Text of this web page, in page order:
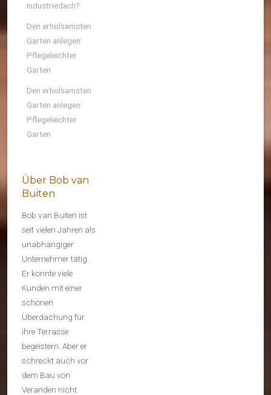
Industriedach?
Den erholsamsten
Garten anlegen:
Pflegeleichter
Garten
Den erholsamsten
Garten anlegen:
Pflegeleichter
Garten
Über Bob van
Buiten
Bob van Buiten ist
seit vielen Jahren als
unabhängiger
Unternehmer tätig.
Er konnte viele
Kunden mit einer
schönen
Überdachung für
ihre Terrasse
begeistern. Aber er
schreckt auch vor
dem Bau von
Veranden nicht